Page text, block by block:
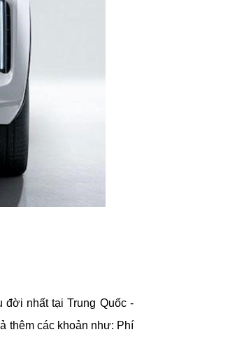
nhất tại Trung Quốc -
thêm các khoản như: Phí